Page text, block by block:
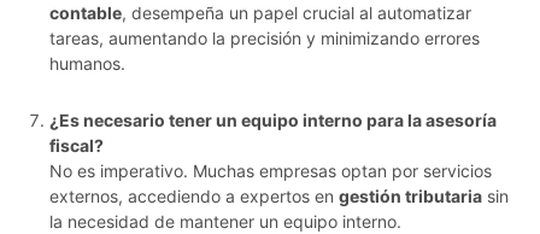
contable, desempeña un papel crucial al automatizar
tareas, aumentando la precisión y minimizando errores
humanos.
¿Es necesario tener un equipo interno para la asesoría
fiscal?
No es imperativo. Muchas empresas optan por servicios
externos, accediendo a expertos en gestión tributaria sin
la necesidad de mantener un equipo interno.